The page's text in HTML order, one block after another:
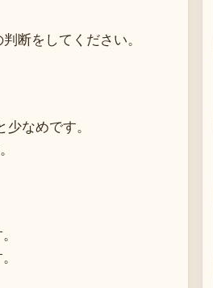
断をしてください。
なめです。